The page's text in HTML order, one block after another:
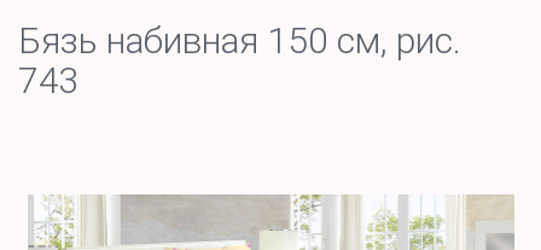
Бязь набивная 150 см, рис.
743